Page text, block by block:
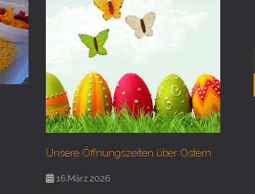
Unsere Öffnungszeiten über Ostern
16.März 2026